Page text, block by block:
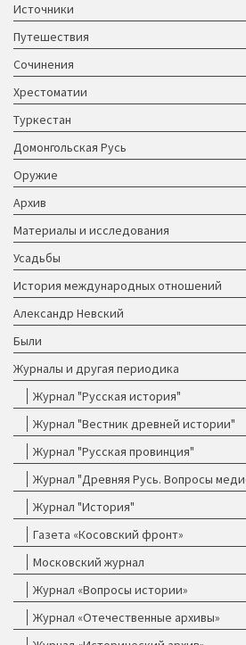
Источники
Путешествия
Сочинения
Хрестоматии
Туркестан
Домонгольская Русь
Оружие
Архив
Материалы и исследования
Усадьбы
История международных отношений
Александр Невский
Были
Журналы и другая периодика
Журнал "Русская история"
Журнал "Вестник древней истории"
Журнал "Русская провинция"
Журнал "Древняя Русь. Вопросы
Журнал "История"
Газета «Косовский фронт»
Московский журнал
Журнал «Вопросы истории»
Журнал «Отечественные архивы»